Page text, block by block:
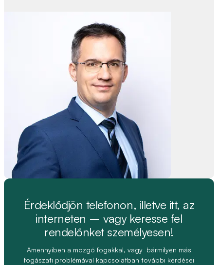
Érdeklődjön telefonon, illetve itt, az
interneten – vagy keresse fel
rendelőnket személyesen!
Amennyiben a mozgó fogakkal, vagy bármilyen más
fogászati problémával kapcsolatban további kérdései